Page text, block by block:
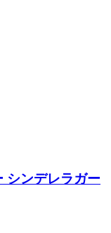
シンデレラガー